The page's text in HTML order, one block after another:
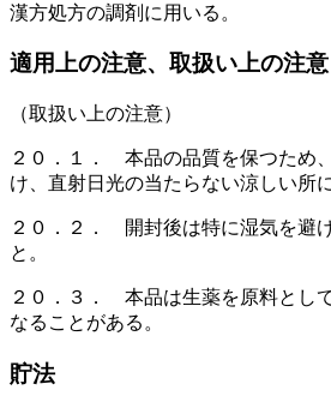
漢方処方の調剤に用いる。
適用上の注意、取扱い上の注意
（取扱い上の注意）
２０．１． 本品の品質を保つため
け、直射日光の当たらない涼しい所
２０．２． 開封後は特に湿気を避
と。
２０．３． 本品は生薬を原料とし
なることがある。
貯法